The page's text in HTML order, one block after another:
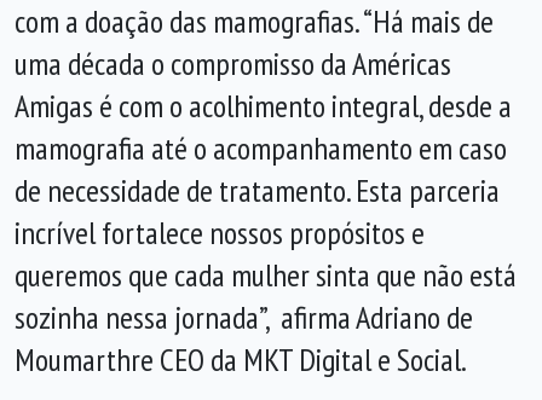
com a doação das mamografias. “Há mais de
uma década o compromisso da Américas
Amigas é com o acolhimento integral, desde a
mamografia até o acompanhamento em caso
de necessidade de tratamento. Esta parceria
incrível fortalece nossos propósitos e
queremos que cada mulher sinta que não está
sozinha nessa jornada”, afirma Adriano de
Moumarthre CEO da MKT Digital e Social.